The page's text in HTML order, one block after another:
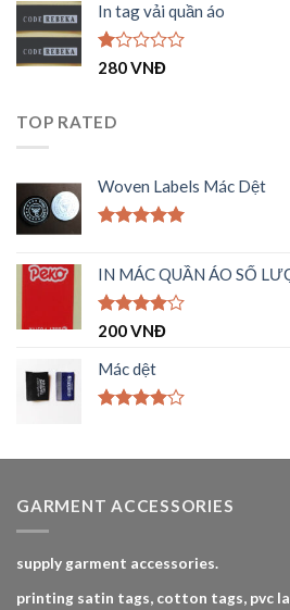
In tag vải quần áo
Được
1.00
280VNĐ
TOP RATED
Woven Labels Mác Dệt
5 sao
IN MÁC QUẦN ÁO SỐ
Được
4.005
sao
200VNĐ
Mác dệt
4.005
GARMENT ACCESSORIES
supply garment accessories.
printing satin tags, cotton tags, pvc